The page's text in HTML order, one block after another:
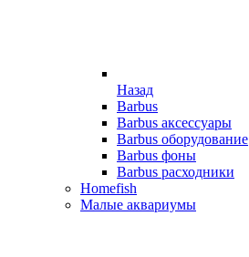
Назад
Barbus
Barbus аксессуары
Barbus оборудование
Barbus фоны
Barbus расходники
Homefish
Малые аквариумы